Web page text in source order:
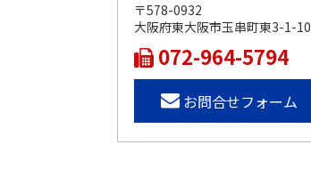
〒578-0932
大阪府東大阪市玉串町東3-1-10
072-964-5794
お問合せフォーム